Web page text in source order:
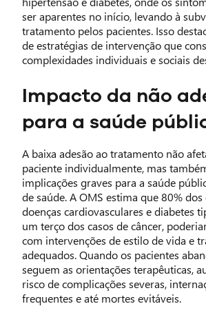
ser aparentes no início, levando à
tratamento pelos pacientes. Isso
de estratégias de intervenção que
complexidades individuais e sociais
Impacto da não
para a saúde
A baixa adesão ao tratamento não
paciente individualmente, mas
implicações graves para a saúde
de saúde. A OMS estima que 80% dos
doenças cardiovasculares e diabetes
um terço dos casos de câncer,
com intervenções de estilo de vida e
adequados. Quando os pacientes
seguem as orientações terapêuticas,
risco de complicações severas,
frequentes e até mortes evitáveis.